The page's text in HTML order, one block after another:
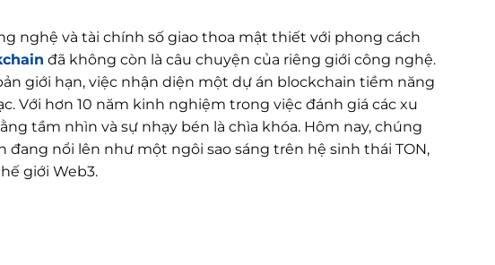
nghệ và tài chính số giao thoa mật thiết với phong cách
đã không còn là câu chuyện của riêng giới công nghệ.
giới hạn, việc nhận diện một dự án blockchain tiềm năng
Với hơn 10 năm kinh nghiệm trong việc đánh giá các xu
tầm nhìn và sự nhạy bén là chìa khóa. Hôm nay, chúng
đang nổi lên như một ngôi sao sáng trên hệ sinh thái TON,
giới Web3.